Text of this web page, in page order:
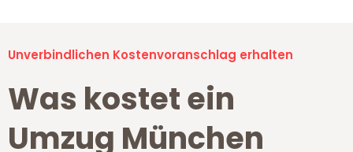
Unverbindlichen Kostenvoranschlag erhalten
Was kostet ein
Umzug München